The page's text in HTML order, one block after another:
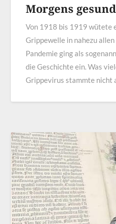
Morgens
Von 1918 bis 1919 wütete
Grippewelle in nahezu
Pandemie ging als
die Geschichte ein. Was
Grippevirus stammte nicht